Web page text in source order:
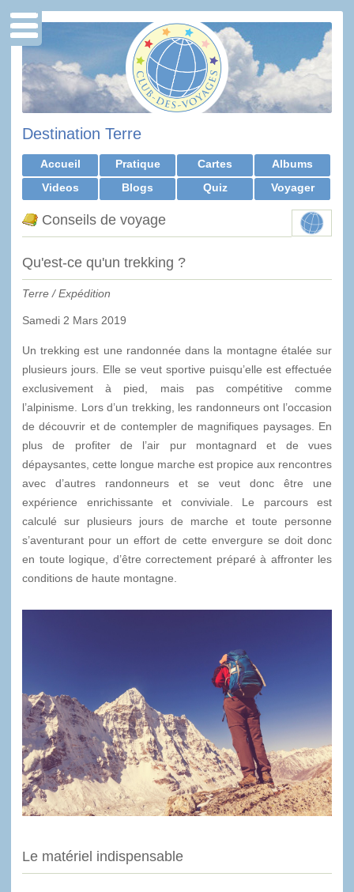
Destination Terre
Accueil Pratique Cartes
Albums
Videos
Blogs Quiz Voyager
Conseils de voyage
Qu'est-ce qu'un trekking ?
Terre / Expédition
Samedi 2 Mars 2019
Un trekking est une randonnée dans la montagne étalée sur
plusieurs jours. Elle se veut sportive puisqu’elle est effectuée
exclusivement à pied, mais pas compétitive comme
l’alpinisme. Lors d’un trekking, les randonneurs ont l’occasion
de découvrir et de contempler de magnifiques paysages. En
plus de profiter de l’air pur montagnard et de vues
dépaysantes, cette longue marche est propice aux rencontres
avec d’autres randonneurs et se veut donc être une
expérience enrichissante et conviviale. Le parcours est
calculé sur plusieurs jours de marche et toute personne
s’aventurant pour un effort de cette envergure se doit donc
en toute logique, d’être correctement préparé à affronter les
conditions de haute montagne.
Le matériel indispensable